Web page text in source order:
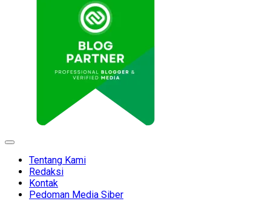
Expand
Tentang Kami
Redaksi
Kontak
Pedoman Media Siber